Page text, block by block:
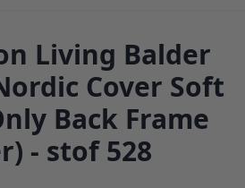
Living Balder
Cover Soft
Back Frame
- stof 528